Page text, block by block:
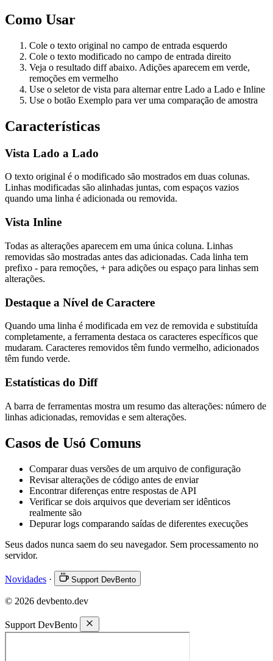
Como Usar
Cole o texto original no campo de entrada esquerdo
Cole o texto modificado no campo de entrada direito
Veja o resultado diff abaixo. Adições aparecem em verde,
remoções em vermelho
Use o seletor de vista para alternar entre Lado a Lado e Inline
Use o botão Exemplo para ver uma comparação de amostra
Características
Vista Lado a Lado
O texto original é o modificado são mostrados em duas colunas.
Linhas modificadas são alinhadas juntas, com espaços vazios
quando uma linha é adicionada ou removida.
Vista Inline
Todas as alterações aparecem em uma única coluna. Linhas
removidas são mostradas antes das adicionadas. Cada linha tem
prefixo - para remoções, + para adições ou espaço para linhas sem
alterações.
Destaque a Nível de Caractere
Quando uma linha é modificada em vez de removida e substituída
completamente, a ferramenta destaca os caracteres específicos que
mudaram. Caracteres removidos têm fundo vermelho, adicionados
têm fundo verde.
Estatísticas do Diff
A barra de ferramentas mostra um resumo das alterações: número de
linhas adicionadas, removidas e sem alterações.
Casos de Usó Comuns
Comparar duas versões de um arquivo de configuração
Revisar alterações de código antes de enviar
Encontrar diferenças entre respostas de API
Verificar se dois arquivos que deveriam ser idênticos
realmente são
Depurar logs comparando saídas de diferentes execuções
Seus dados nunca saem do seu navegador. Sem processamento no
servidor.
Novidades · Support DevBento
© 2026 devbento.dev
Support DevBento